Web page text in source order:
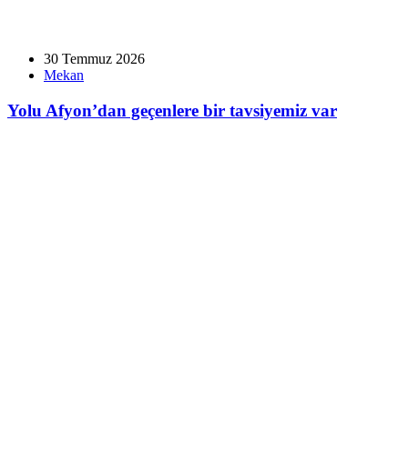
30 Temmuz 2026
Mekan
Yolu Afyon’dan geçenlere bir tavsiyemiz var